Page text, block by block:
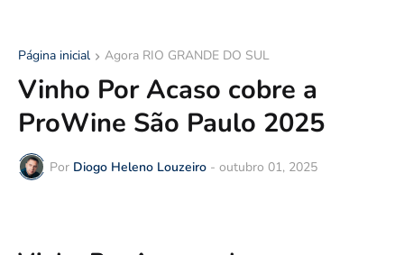
Página inicial Agora RIO GRANDE DO SUL
Vinho Por Acaso cobre a
ProWine São Paulo 2025
Por Diogo Heleno Louzeiro - outubro 01, 2025